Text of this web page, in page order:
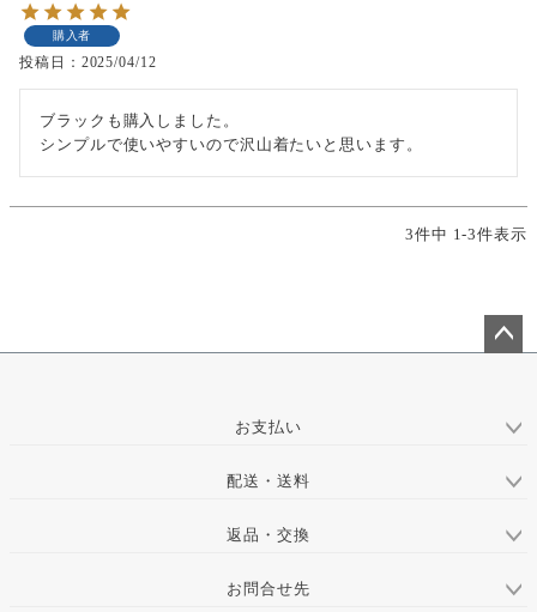
購入者
投稿日 2025/04/12
ブラックも購入しました。
シンプルで使いやすいので沢山着たいと思います。
3件中 1-3件表示
お支払い
配送・送料
返品・交換
お問合せ先